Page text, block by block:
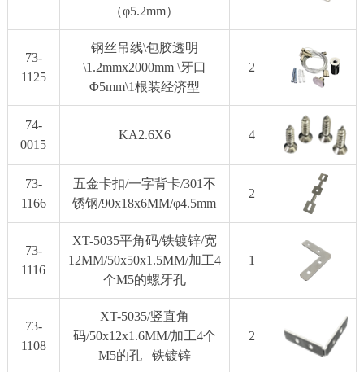
（φ5.2mm）
73-
1125
钢丝吊线\包胶透明
\1.2mmx2000mm \牙口
Φ5mm\1根装经济型
2
74-
0015
KA2.6X6 4
73-
1166
五金卡扣/一字背卡/301不
锈钢/90x18x6MM/φ4.5mm
2
73-
1116
XT-5035平角码/铁镀锌/宽
12MM/50x50x1.5MM/加工4
个M5的螺牙孔
1
73-
1108
XT-5035/竖直角
码/50x12x1.6MM/加工4个
M5的孔 铁镀锌
2